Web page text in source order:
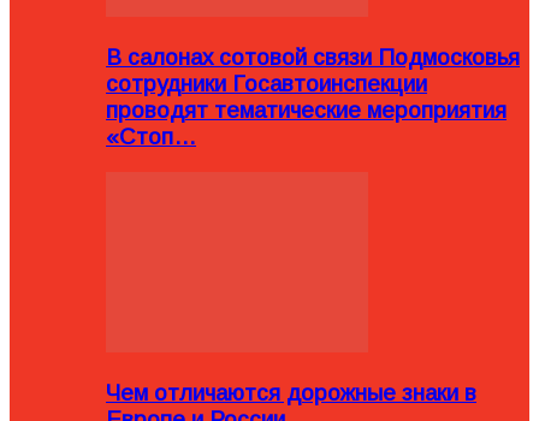
В салонах сотовой связи Подмосковья
сотрудники Госавтоинспекции
проводят тематические мероприятия
«Стоп…
Чем отличаются дорожные знаки в